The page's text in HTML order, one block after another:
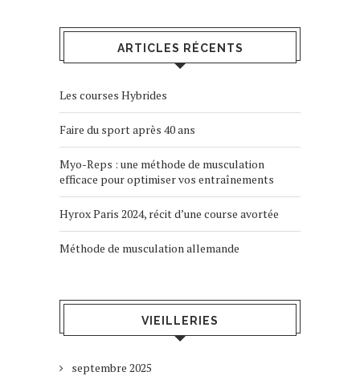
ARTICLES RÉCENTS
Les courses Hybrides
Faire du sport après 40 ans
Myo-Reps : une méthode de musculation
efficace pour optimiser vos entraînements
Hyrox Paris 2024, récit d’une course avortée
Méthode de musculation allemande
VIEILLERIES
septembre 2025